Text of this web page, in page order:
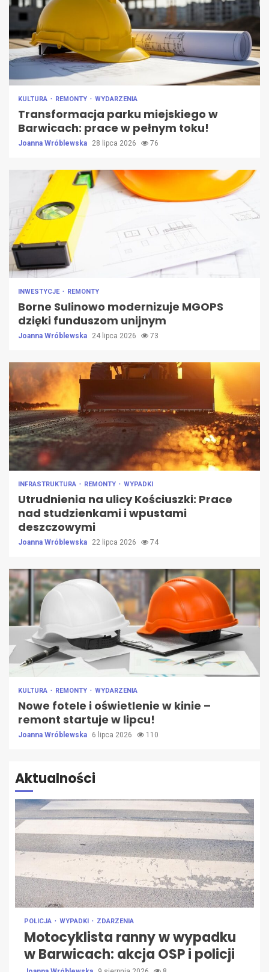
KULTURA REMONTY WYDARZENIA
Transformacja parku miejskiego w
Barwicach: prace w pełnym toku!
Joanna Wróblewska 28 lipca 2026 76
INWESTYCJE REMONTY
Borne Sulinowo modernizuje MGOPS
dzięki funduszom unijnym
Joanna Wróblewska 24 lipca 2026 73
INFRASTRUKTURA REMONTY WYPADKI
Utrudnienia na ulicy Kościuszki: Prace
nad studzienkami i wpustami
deszczowymi
Joanna Wróblewska 22 lipca 2026 74
KULTURA REMONTY WYDARZENIA
Nowe fotele i oświetlenie w kinie –
remont startuje w lipcu!
Joanna Wróblewska 6 lipca 2026 110
Aktualności
POLICJA WYPADKI ZDARZENIA
Motocyklista ranny w wypadku
w Barwicach: akcja OSP i policji